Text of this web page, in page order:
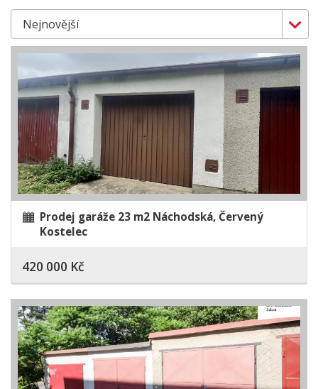
REFERENCE
SLUŽBY
FINANCOVÁNÍ / HYPOTÉKA
KONTAKT
Prodej garáže 23 m2 Náchodská, Červený
Kostelec
420 000 Kč